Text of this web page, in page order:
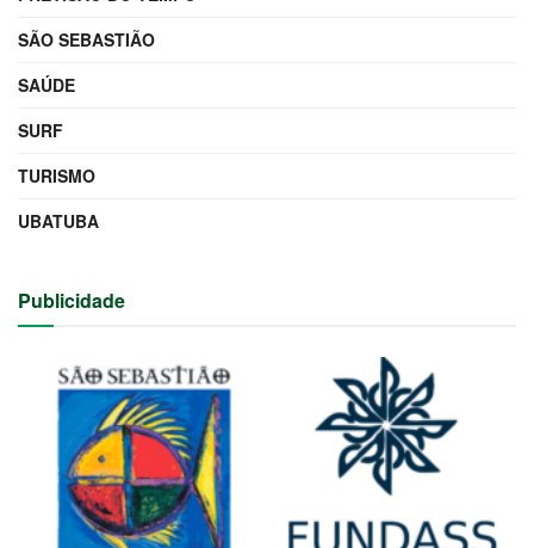
SÃO SEBASTIÃO
SAÚDE
SURF
TURISMO
UBATUBA
Publicidade